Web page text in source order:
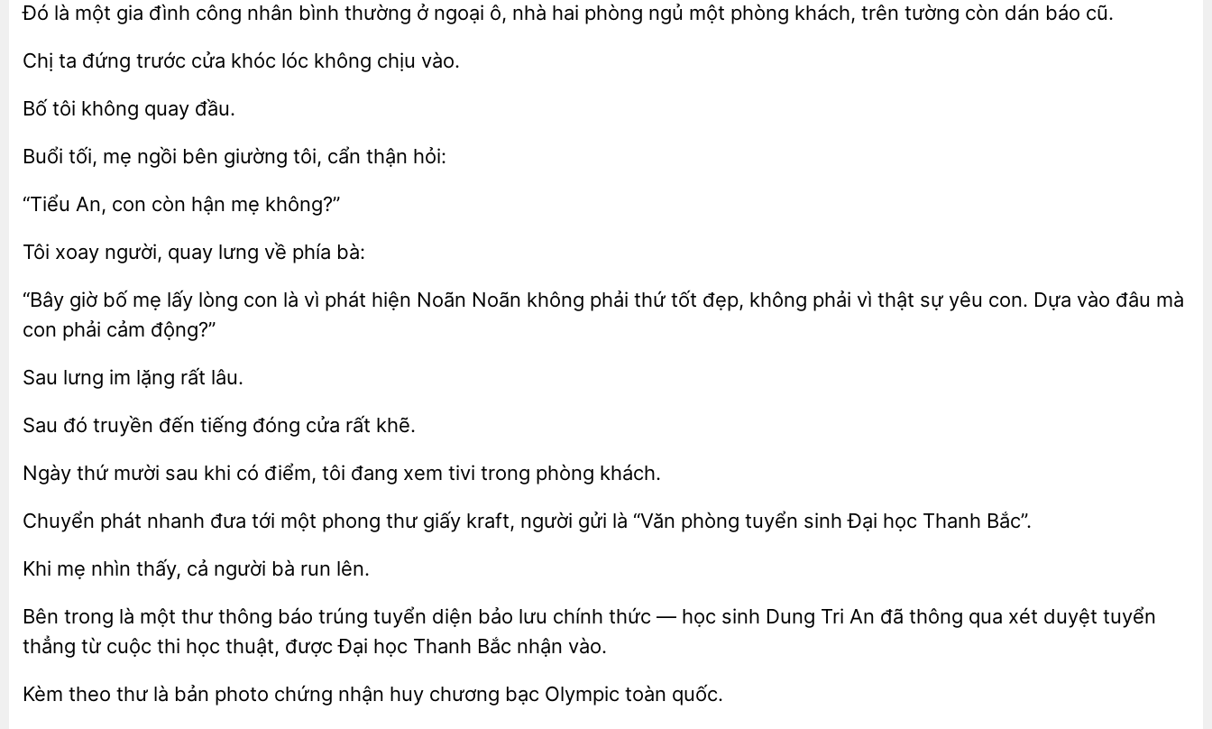
Đó là một gia đình công nhân bình thường ở ngoại ô, nhà phòng ngủ phòng khách, trên tường dán báo cũ.
đứng trước cửa khóc lóc không chịu
không quay
Buổi tối, mẹ ngồi giường tôi, hỏi:
“Tiểu con mẹ không?”
người, quay lưng phía bà:
“Bây giờ mẹ lấy lòng con là vì phát hiện Noãn Noãn không phải thứ tốt đẹp, không phải vì thật sự
Dựa vào đâu mà
con phải cảm động?”
im rất lâu.
truyền đến tiếng đóng cửa khẽ.
mười sau khi có tôi đang xem tivi trong phòng khách.
phát nhanh đưa tới một phong thư giấy kraft, người gửi là “Văn phòng Đại học Thanh Bắc”.
Khi nhìn thấy, cả bà run
Bên trong là một thư thông báo trúng tuyển diện bảo lưu chính thức — học sinh Dung Tri An đã thông qua xét duyệt
thẳng từ cuộc
học thuật, được học Thanh Bắc nhận vào.
Kèm theo thư bản photo chứng nhận huy bạc toàn quốc.